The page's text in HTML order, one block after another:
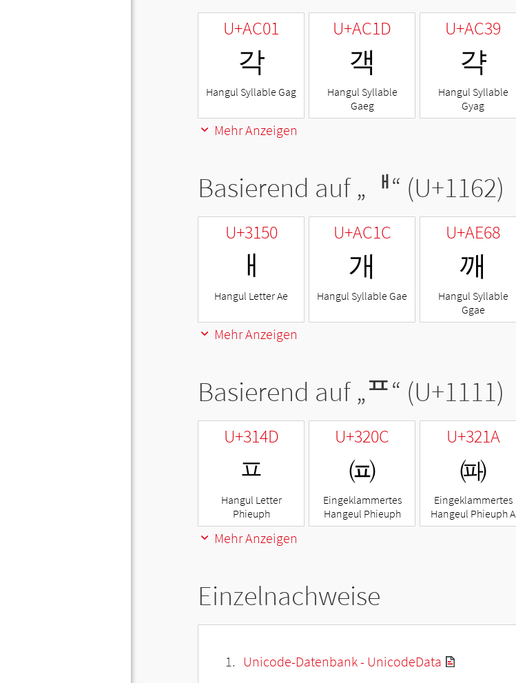
U+AC01
각
Hangul Syllable Gag
U+AC1D
객
Hangul Syllable
Gaeg
U+AC39
갹
Hangul Syllable
Gyag
Mehr Anzeigen
Basierend auf „ ᅢ“ (U+1162)
U+3150
ㅐ
Hangul Letter Ae
U+AC1C
개
Hangul Syllable Gae
U+AE68
깨
Hangul Syllable
Ggae
Mehr Anzeigen
Basierend auf „ᄑ“ (U+1111)
U+314D
ㅍ
Hangul Letter
Phieuph
U+320C
㈌
Eingeklammertes
Hangeul Phieuph
U+321A
㈚
Eingeklammertes
Hangeul Phieuph A
Mehr Anzeigen
Einzelnachweise
Unicode-Datenbank - UnicodeData